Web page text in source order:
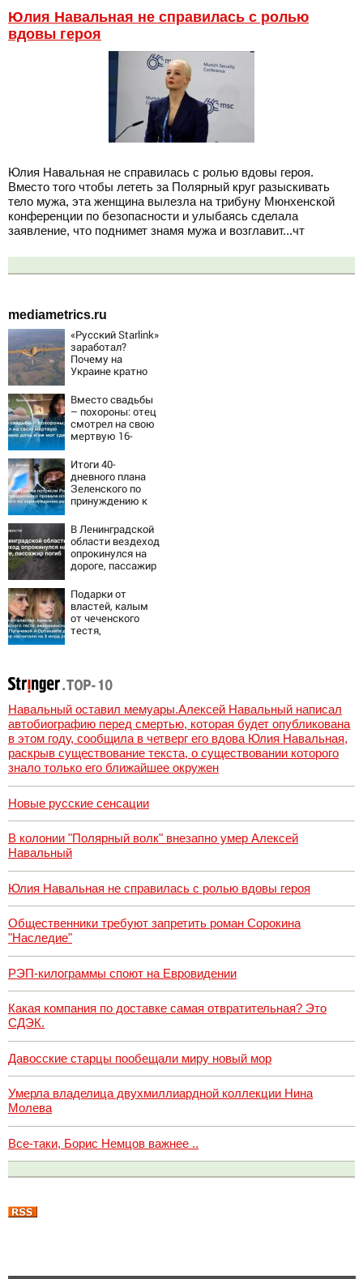
Юлия Навальная не справилась с ролью
вдовы героя
Юлия Навальная не справилась с ролью вдовы героя.
Вместо того чтобы лететь за Полярный круг разыскивать
тело мужа, эта женщина вылезла на трибуну Мюнхенской
конференции по безопасности и улыбаясь сделала
заявление, что поднимет знамя мужа и возглавит...чт
mediametrics.ru
«Русский Starlink»
заработал?
Почему на
Украине кратно
точность
попаданий по
объектам ВСУ
Вместо свадьбы
– похороны: отец
смотрел на свою
мертвую 16-
мог сдержать
слезы
Итоги 40-
дневного плана
Зеленского по
принуждению к
ответила Россия,
полный разбор
провала операции
Украины от
военкора Коца
В Ленинградской
области вездеход
опрокинулся на
дороге, пассажир
Подарки от
властей, калым
от чеченского
тестя,
Орбакайте домов
и квартир
насчитали на 3
млрд рублей
Навальный оставил мемуары.Алексей Навальный написал
автобиографию перед смертью, которая будет опубликована
в этом году, сообщила в четверг его вдова Юлия Навальная,
раскрыв существование текста, о существовании которого
знало только его ближайшее окружен
Новые русские сенсации
В колонии "Полярный волк" внезапно умер Алексей
Навальный
Юлия Навальная не справилась с ролью вдовы героя
Общественники требуют запретить роман Сорокина
"Наследие"
РЭП-килограммы споют на Евровидении
Какая компания по доставке самая отвратительная? Это
СДЭК.
Давосские старцы пообещали миру новый мор
Умерла владелица двухмиллиардной коллекции Нина
Молева
Все-таки, Борис Немцов важнее ..